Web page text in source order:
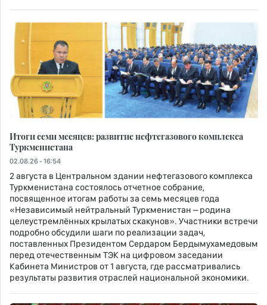
Итоги семи месяцев: развитие нефтегазового комплекса
Туркменистана
02.08.26 - 16:54
2 августа в Центральном здании нефтегазового комплекса
Туркменистана состоялось отчетное собрание,
посвященное итогам работы за семь месяцев года
«Независимый нейтральный Туркменистан – родина
целеустремлённых крылатых скакунов». Участники встречи
подробно обсудили шаги по реализации задач,
поставленных Президентом Сердаром Бердымухамедовым
перед отечественным ТЭК на цифровом заседании
Кабинета Министров от 1 августа, где рассматривались
результаты развития отраслей национальной экономики.